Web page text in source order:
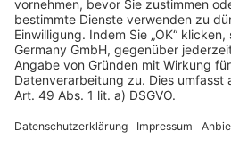
Zwerchhauses verlaufen quer
Traufen des Hauptdaches,
Unterschied zwischen
Während die Gaube meist
den Dachsparren sitzt, steht